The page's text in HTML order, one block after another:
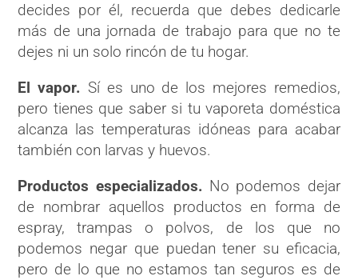
decides por él, recuerda que debes dedicarle
más de una jornada de trabajo para que no te
dejes ni un solo rincón de tu hogar.
El vapor. Sí es uno de los mejores remedios,
pero tienes que saber si tu vaporeta doméstica
alcanza las temperaturas idóneas para acabar
también con larvas y huevos.
Productos especializados. No podemos dejar
de nombrar aquellos productos en forma de
espray, trampas o polvos, de los que no
podemos negar que puedan tener su eficacia,
pero de lo que no estamos tan seguros es de